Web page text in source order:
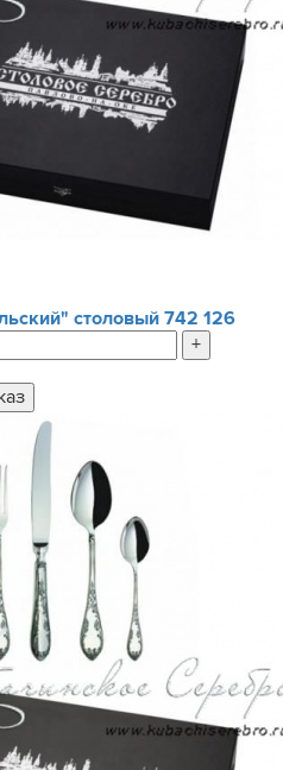
столовый 742 126
+